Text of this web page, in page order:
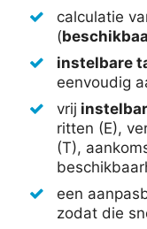
calculatie
(
instelbare
eenvoudig
vrij
ritten (E),
(T),
een
zodat die